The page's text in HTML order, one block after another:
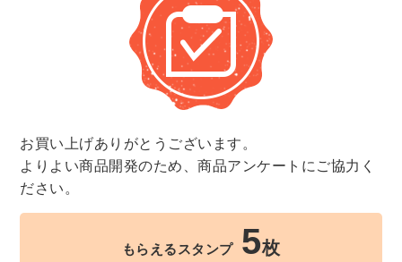
お買い上げありがとうございます。
よりよい商品開発のため、商品アンケートにご協力く
ださい。
もらえるスタンプ 5枚